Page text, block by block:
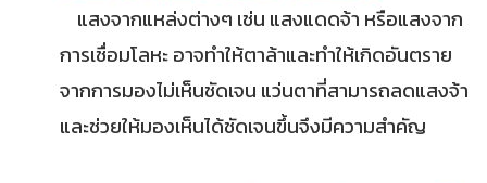
แสงจากแหล่งต่างๆ เช่น แสงแดดจ้า หรือแสงจาก
การเชื่อมโลหะ อาจทำให้ตาล้าและทำให้เกิดอันตราย
จากการมองไม่เห็นชัดเจน แว่นตาที่สามารถลดแสงจ้า
และช่วยให้มองเห็นได้ชัดเจนขึ้นจึงมีความสำคัญ